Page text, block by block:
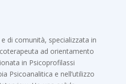
di comunità, specializzata in
ad orientamento
in Psicoprofilassi
Psicoanalitica e nell’utilizzo